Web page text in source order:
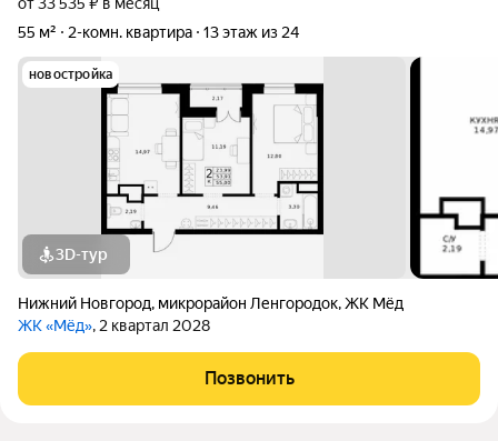
55 м²
2-комн. квартира 13 этаж из 24
новостройка
3D-тур
Нижний Новгород, микрорайон Ленгородок,ЖК Мёд
ЖК «Мёд», 2 квартал 2028
Позвонить